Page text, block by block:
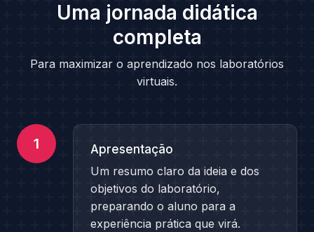
Uma jornada didática
completa
Para maximizar o aprendizado nos laboratórios
virtuais.
1
Apresentação
Um resumo claro da ideia e dos
objetivos do laboratório,
preparando o aluno para a
experiência prática que virá.